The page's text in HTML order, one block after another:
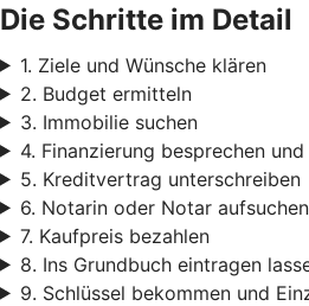
Die Schritte im Detail
1. Ziele und Wünsche klären
2. Budget ermitteln
3. Immobilie suchen
4. Finanzierung besprechen
5. Kreditvertrag unterschreiben
6. Notarin oder Notar aufsuchen
7. Kaufpreis bezahlen
8. Ins Grundbuch eintragen
9. Schlüssel bekommen und